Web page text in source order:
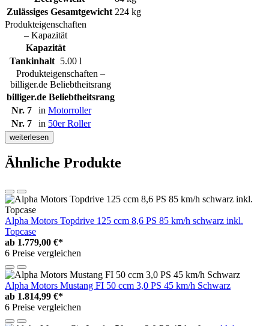
Zulässiges Gesamtgewicht 224 kg
Produkteigenschaften
– Kapazität
Kapazität
Tankinhalt 5.00 l
Produkteigenschaften –
billiger.de Beliebtheitsrang
billiger.de Beliebtheitsrang
Nr. 7
in Motorroller
Nr. 7
in 50er Roller
weiterlesen
Ähnliche Produkte
Alpha Motors Topdrive 125 ccm 8,6 PS 85 km/h schwarz inkl.
Topcase
ab 1.779,00 €*
6 Preise vergleichen
Alpha Motors Mustang FI 50 ccm 3,0 PS 45 km/h Schwarz
ab 1.814,99 €*
6 Preise vergleichen